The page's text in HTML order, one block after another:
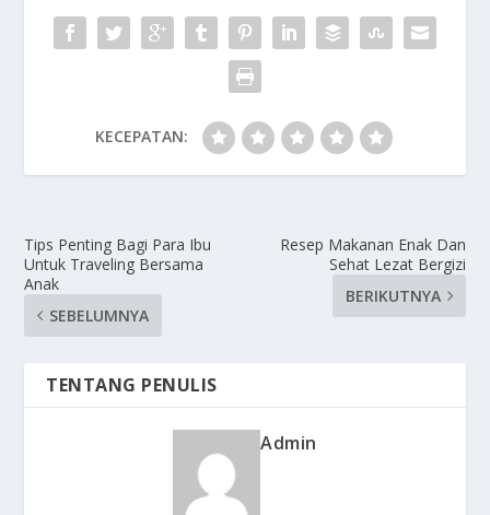
KECEPATAN:
Tips Penting Bagi Para Ibu
Untuk Traveling Bersama
Anak
SEBELUMNYA
Resep Makanan Enak Dan
Sehat Lezat Bergizi
BERIKUTNYA
TENTANG PENULIS
Admin